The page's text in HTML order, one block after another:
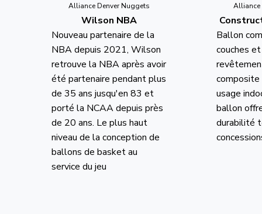
Wilson NBA
Nouveau partenaire de la
NBA depuis 2021, Wilson
retrouve la NBA après avoir
été partenaire pendant plus
de 35 ans jusqu'en 83 et
porté la NCAA depuis près
de 20 ans. Le plus haut
niveau de la conception de
ballons de basket au
service du jeu
Ballon
couches
composite
usage
ballon
durabilité